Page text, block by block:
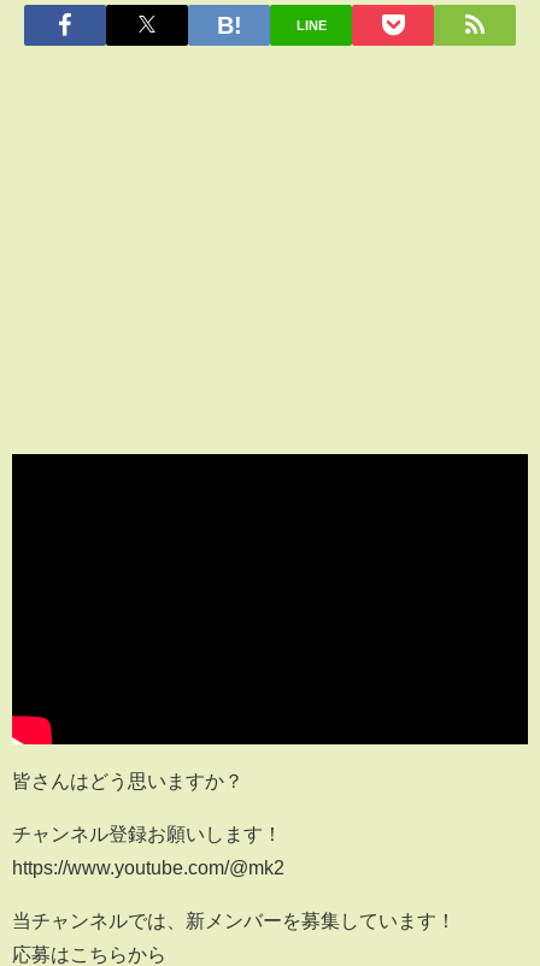
LINE
皆さんはどう思いますか？
チャンネル登録お願いします！
https://www.youtube.com/@mk2
当チャンネルでは、新メンバーを募集しています！
応募はこちらから